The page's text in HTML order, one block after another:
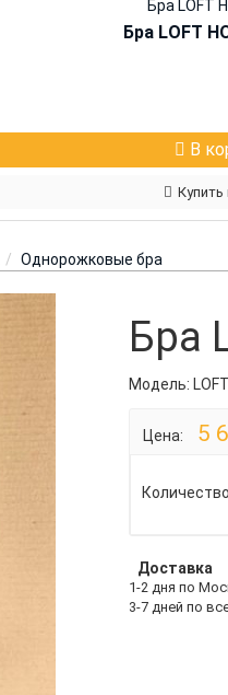
Бра LOFT
В
Купить
Однорожковые бра
Бра
Модель:
Цена: 5
Доставка
1-2 дня по
3-7 дней по